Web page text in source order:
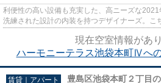
利便性の高い設備も充実した、高ニーズな
洗練された設計の内装を持つデザイナーズ。こ
現在空室情報があ
ハーモニーテラス池袋本町Ⅳへ
賃貸｜アパート 豊島区池袋本町２丁目